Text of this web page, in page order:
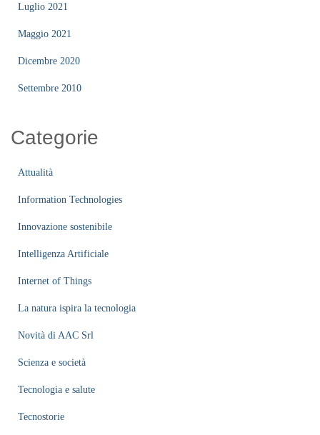
Luglio 2021
Maggio 2021
Dicembre 2020
Settembre 2010
Categorie
Attualità
Information Technologies
Innovazione sostenibile
Intelligenza Artificiale
Internet of Things
La natura ispira la tecnologia
Novità di AAC Srl
Scienza e società
Tecnologia e salute
Tecnostorie